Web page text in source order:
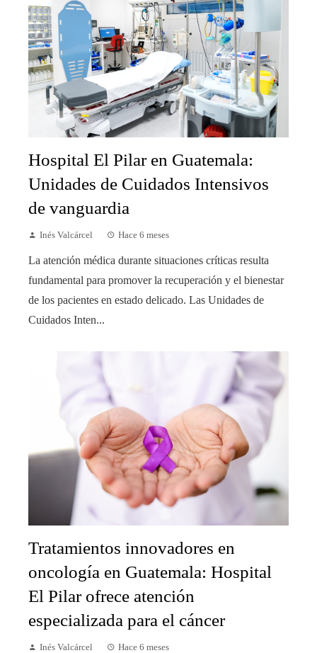
Hospital El Pilar en Guatemala:
Unidades de Cuidados Intensivos
de vanguardia
Inés Valcárcel Hace 6 meses
La atención médica durante situaciones críticas resulta
fundamental para promover la recuperación y el bienestar
de los pacientes en estado delicado. Las Unidades de
Cuidados Inten...
Tratamientos innovadores en
oncología en Guatemala: Hospital
El Pilar ofrece atención
especializada para el cáncer
Inés Valcárcel Hace 6 meses